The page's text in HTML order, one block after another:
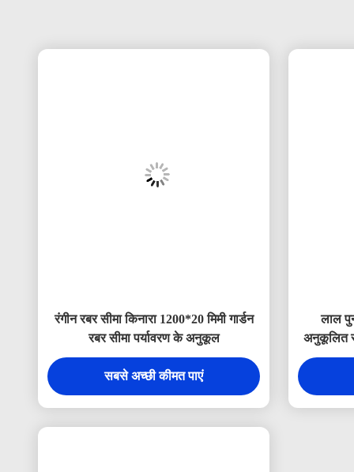
रंगीन रबर सीमा किनारा 1200*20 मिमी गार्डन
रबर सीमा पर्यावरण के अनुकूल
सबसे अच्छी कीमत पाएं
लाल
अनुकूलित